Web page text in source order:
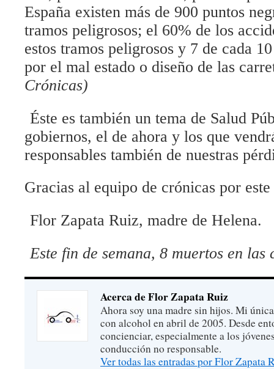
España existen más de 900 puntos
tramos peligrosos; el 60% de los
estos tramos peligrosos y 7 de cada
por el mal estado o diseño de las
Crónicas)
Éste es también un tema de Salud
gobiernos, el de ahora y los que
responsables también de nuestras
Gracias al equipo de crónicas por
Flor Zapata Ruiz, madre de Helena.
Este fin de semana, 8 muertos en las
Acerca de Flor Zapata Ruiz
Ahora soy una madre sin hijos. Mi
con alcohol en abril de 2005. Desde
concienciar, especialmente a los
conducción no responsable.
Ver todas las entradas por Flor Zapata